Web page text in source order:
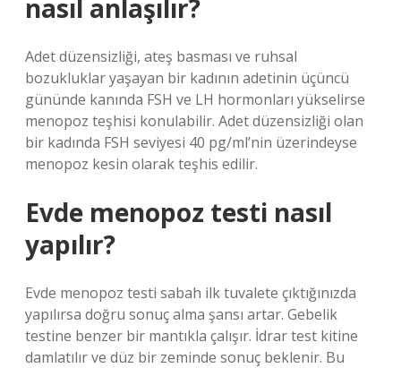
nasıl anlaşılır?
Adet düzensizliği, ateş basması ve ruhsal
bozukluklar yaşayan bir kadının adetinin üçüncü
gününde kanında FSH ve LH hormonları yükselirse
menopoz teşhisi konulabilir. Adet düzensizliği olan
bir kadında FSH seviyesi 40 pg/ml’nin üzerindeyse
menopoz kesin olarak teşhis edilir.
Evde menopoz testi nasıl
yapılır?
Evde menopoz testi sabah ilk tuvalete çıktığınızda
yapılırsa doğru sonuç alma şansı artar. Gebelik
testine benzer bir mantıkla çalışır. İdrar test kitine
damlatılır ve düz bir zeminde sonuç beklenir. Bu